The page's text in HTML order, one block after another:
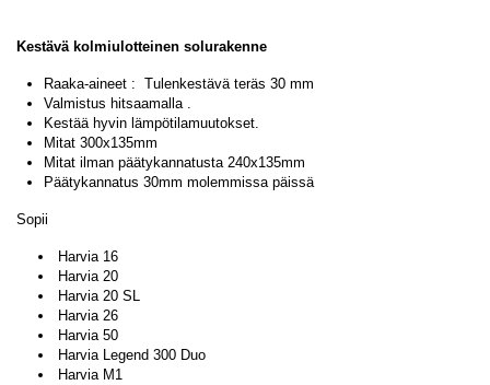
Kestävä kolmiulotteinen solurakenne
Raaka-aineet : Tulenkestävä teräs 30 mm
Valmistus hitsaamalla .
Kestää hyvin lämpötilamuutokset.
Mitat 300x135mm
Mitat ilman päätykannatusta 240x135mm
Päätykannatus 30mm molemmissa päissä
Sopii
Harvia 16
Harvia 20
Harvia 20 SL
Harvia 26
Harvia 50
Harvia Legend 300 Duo
Harvia M1